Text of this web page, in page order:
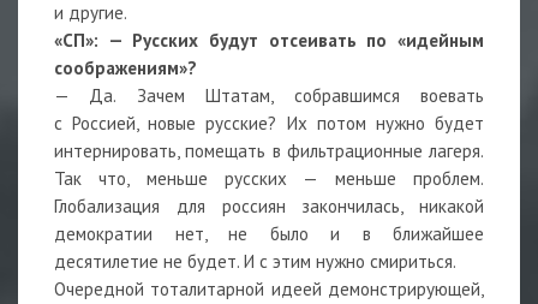
и другие.
«СП»: — Русских будут отсеивать по «идейным
соображениям»?
— Да. Зачем Штатам, собравшимся воевать
с Россией, новые русские? Их потом нужно будет
интернировать, помещать в фильтрационные лагеря.
Так что, меньше русских — меньше проблем.
Глобализация для россиян закончилась, никакой
демократии нет, не было и в ближайшее
десятилетие не будет. И с этим нужно смириться.
Очередной тоталитарной идеей демонстрирующей,